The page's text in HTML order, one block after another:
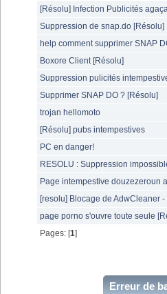
[Résolu] Infection Publicités
Suppression de snap.do [Résolu]
help comment supprimer SNAP
Boxore Client [Résolu]
Suppression pulicités
Supprimer SNAP DO ? [Résolu]
trojan hellomoto
[Résolu] pubs intempestives
PC en danger!
RESOLU : Suppression
Page intempestive douzezeroun
[resolu] Blocage de AdwCleaner
page porno s'ouvre toute seule
Pages: [1]
Erreur de